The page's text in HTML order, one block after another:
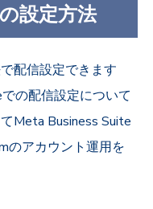
設定方法
配信設定できます
の配信設定について
Meta Business Suite
のアカウント運用を